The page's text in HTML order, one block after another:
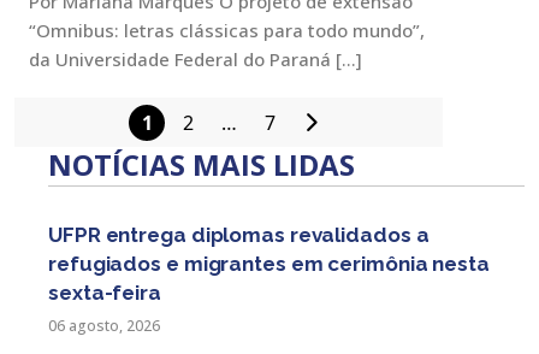
“Omnibus: letras clássicas para todo mundo”,
da Universidade Federal do Paraná […]
Paginação
de
posts
1 2 … 7
NOTÍCIAS MAIS LIDAS
UFPR entrega diplomas revalidados a
refugiados e migrantes em cerimônia nesta
sexta-feira
06 agosto, 2026